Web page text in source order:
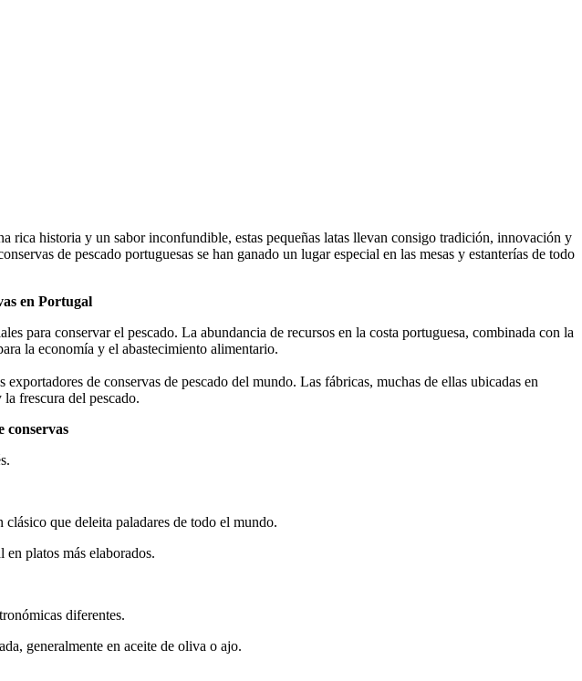
rica historia y un sabor inconfundible, estas pequeñas latas llevan consigo tradición, innovación y
de pescado portuguesas se han ganado un lugar especial en las mesas y estanterías de todo
en Portugal
para conservar el pescado. La abundancia de recursos en la costa portuguesa, combinada con la
la economía y el abastecimiento alimentario.
de conservas de pescado del mundo. Las fábricas, muchas de ellas ubicadas en
frescura del pescado.
conservas
clásico que deleita paladares de todo el mundo.
platos más elaborados.
diferentes.
generalmente en aceite de oliva o ajo.